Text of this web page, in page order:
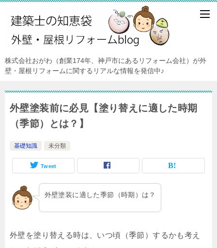
株式会社おがわ（創業174年、神戸市にあるリフォーム会社）が外
壁・屋根リフォームに関するリアルな情報を発信中♪
外壁塗装前に必見【塗り替えに適した時期
（季節）とは？】
基礎知識 未分類
Tweet
外壁塗装に適した季節（時期）は？
外壁を塗り替える時は、いつ頃（季節）するかも考え